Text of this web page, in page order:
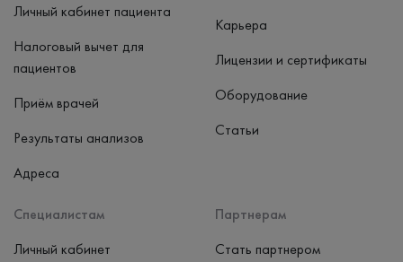
Личный кабинет пациента
Налоговый вычет для
пациентов
Приём врачей
Результаты анализов
Адреса
Специалистам
Личный кабинет
Партнерам
Стать партнером
Карьера
Лицензии и сертификаты
Оборудование
Статьи